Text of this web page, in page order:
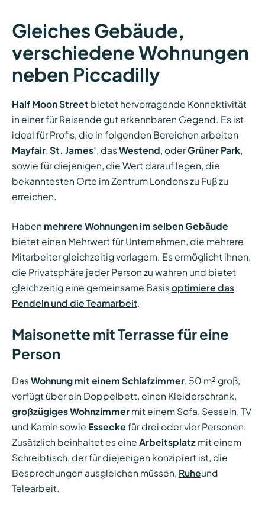
Gleiches Gebäude,
verschiedene Wohnungen
neben Piccadilly
Half Moon Street bietet hervorragende Konnektivität
in einer für Reisende gut erkennbaren Gegend. Es ist
ideal für Profis, die in folgenden Bereichen arbeiten
Mayfair, St. James', das Westend, oderGrüner Park,
sowie für diejenigen, die Wert darauf legen, die
bekanntesten Orte im Zentrum Londons zu Fuß zu
erreichen.
Haben mehrere Wohnungen im selben Gebäude
bietet einen Mehrwert für Unternehmen, die mehrere
Mitarbeiter gleichzeitig verlagern. Es ermöglicht ihnen,
die Privatsphäre jeder Person zu wahren und bietet
gleichzeitig eine gemeinsame Basis optimiere das
Pendeln und die Teamarbeit.
Maisonette mit Terrasse für eine
Person
Das Wohnung mit einem Schlafzimmer, 50 m² groß,
verfügt über ein Doppelbett, einen Kleiderschrank,
großzügiges Wohnzimmermit einem Sofa, Sesseln, TV
und Kamin sowie Essecke für drei oder vier Personen.
Zusätzlich beinhaltet es eine Arbeitsplatzmit einem
Schreibtisch, der für diejenigen konzipiert ist, die
Besprechungen ausgleichen müssen, Ruheund
Telearbeit.